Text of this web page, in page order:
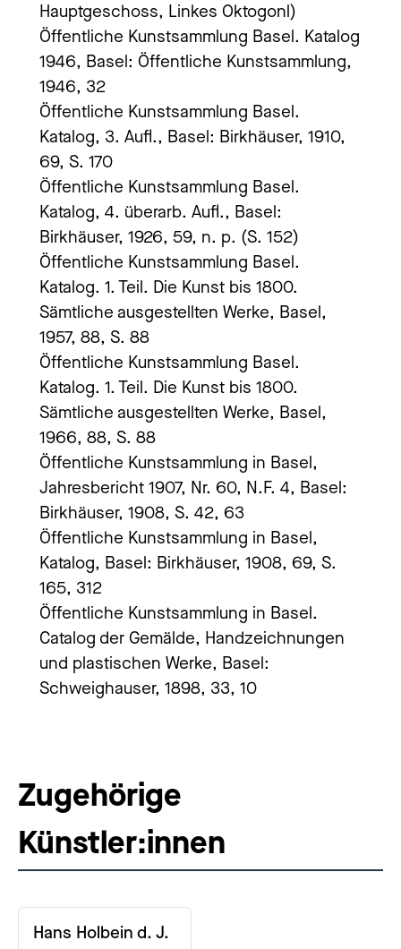
Hauptgeschoss, Linkes Oktogonl)
Öffentliche Kunstsammlung Basel. Katalog
1946, Basel: Öffentliche Kunstsammlung,
1946, 32
Öffentliche Kunstsammlung Basel.
Katalog, 3. Aufl., Basel: Birkhäuser, 1910,
69, S. 170
Öffentliche Kunstsammlung Basel.
Katalog, 4. überarb. Aufl., Basel:
Birkhäuser, 1926, 59, n. p. (S. 152)
Öffentliche Kunstsammlung Basel.
Katalog. 1. Teil. Die Kunst bis 1800.
Sämtliche ausgestellten Werke, Basel,
1957, 88, S. 88
Öffentliche Kunstsammlung Basel.
Katalog. 1. Teil. Die Kunst bis 1800.
Sämtliche ausgestellten Werke, Basel,
1966, 88, S. 88
Öffentliche Kunstsammlung in Basel,
Jahresbericht 1907, Nr. 60, N.F. 4, Basel:
Birkhäuser, 1908, S. 42, 63
Öffentliche Kunstsammlung in Basel,
Katalog, Basel: Birkhäuser, 1908, 69, S.
165, 312
Öffentliche Kunstsammlung in Basel.
Catalog der Gemälde, Handzeichnungen
und plastischen Werke, Basel:
Schweighauser, 1898, 33, 10
Zugehörige
Künstler:innen
Hans Holbein d. J.